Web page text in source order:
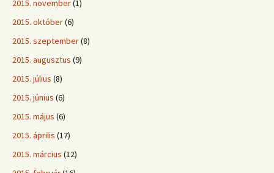
2015. november(1)
2015. október(6)
2015. szeptember(8)
2015. augusztus (9)
2015. július (8)
2015. június (6)
2015. május (6)
2015. április (17)
2015. március (12)